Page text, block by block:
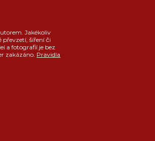
Jakékoliv
převzetí, šíření či
a fotografií je bez
zakázáno. Pravidla